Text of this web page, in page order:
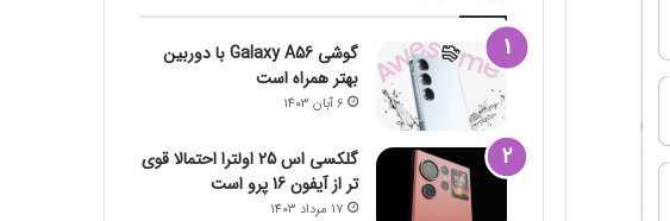
گوشی Galaxy A56 با دوربین
بهتر همراه است
6 آبان 1403
گلکسی اس 25 اولترا احتمالا قوی
تر از آیفون 16 پرو است
17 مرداد 1403